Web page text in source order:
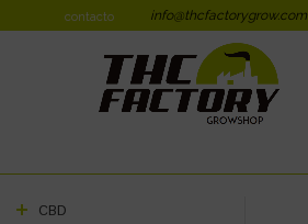
contacto info@thcfactorygrow.com
CBD